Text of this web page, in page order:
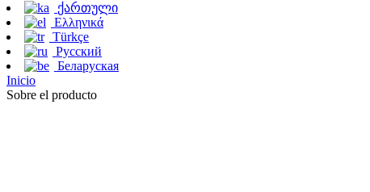
ქართული
Ελληνικά
Türkçe
Русский
Беларуская
Inicio
Sobre el producto